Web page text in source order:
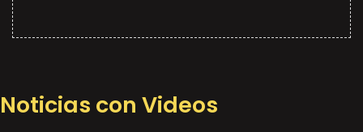
Noticias con Videos